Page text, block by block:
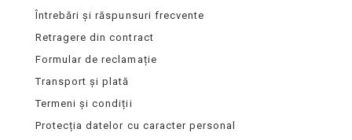
Întrebări și răspunsuri frecvente
Retragere din contract
Formular de reclamație
Transport și plată
Termeni și condiții
Protecția datelor cu caracter personal